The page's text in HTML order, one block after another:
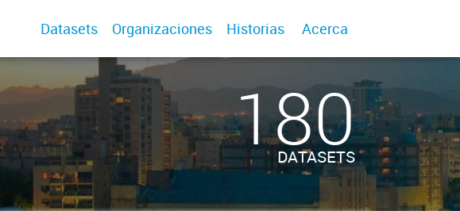
Datasets Organizaciones Historias Acerca
180
DATASETS